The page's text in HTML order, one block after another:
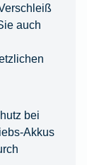
auch
bei
Akkus